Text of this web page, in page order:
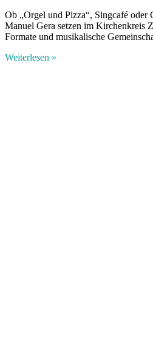
Ob „Orgel und Pizza“, Singcafé oder
Manuel Gera setzen im Kirchenkreis
Formate und musikalische
Weiterlesen »